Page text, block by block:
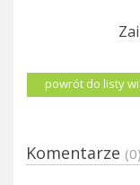
powrót do listy
Komentarze (0)